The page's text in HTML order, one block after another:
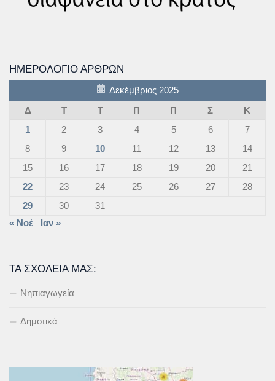
ΗΜΕΡΟΛΌΓΙΟ ΆΡΘΡΩΝ
Δεκέμβριος 2025
Δ
Τ Τ Π Π Σ
Κ
1
2 3 4 5 6
7
8
9 10 11 12 13
14
15
16 17 18 19 20
21
22
23 24 25 26 27
28
29
30
31
« Νοέ
Ιαν »
ΤΑ ΣΧΟΛΕΊΑ ΜΑΣ:
Νηπιαγωγεία
Δημοτικά